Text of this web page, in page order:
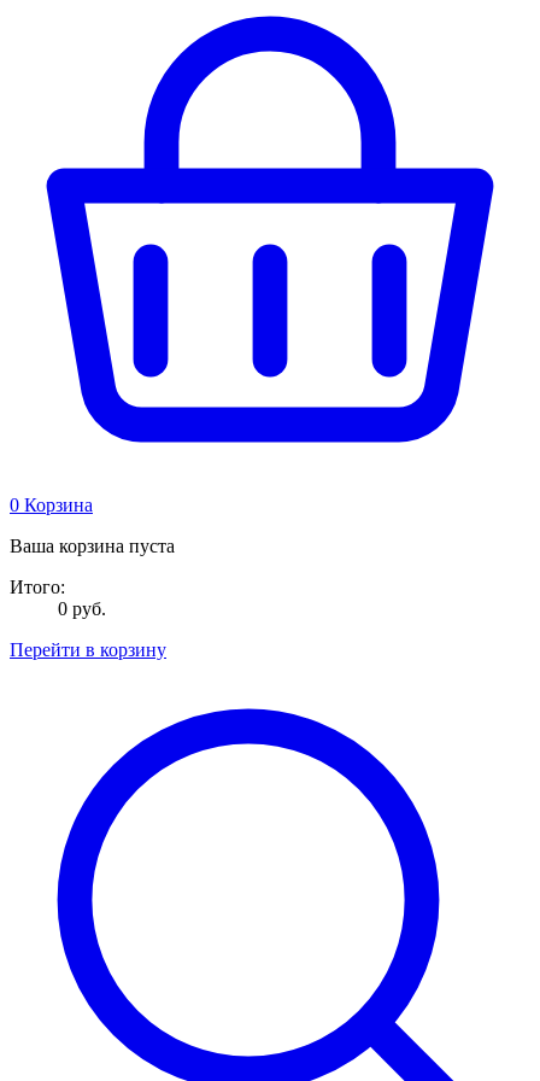
0 Корзина
Ваша корзина пуста
Итого:
0 руб.
Перейти в корзину